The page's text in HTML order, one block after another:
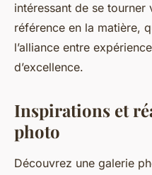
intéressant de se tourner
référence en la matière,
l’alliance entre
d’excellence.
Inspirations et
photo
Découvrez une galerie